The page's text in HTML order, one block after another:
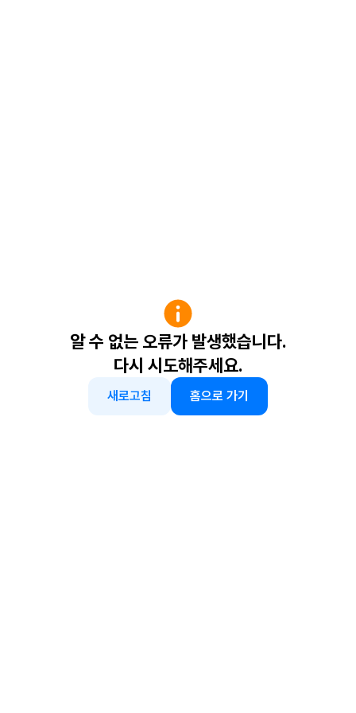
알 수 없는 오류가 발생했습니다.
다시 시도해주세요.
새로고침 홈으로 가기